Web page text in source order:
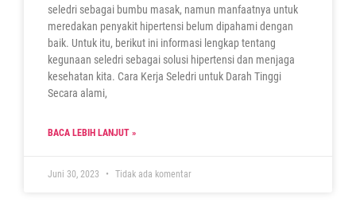
seledri sebagai bumbu masak, namun manfaatnya untuk
meredakan penyakit hipertensi belum dipahami dengan
baik. Untuk itu, berikut ini informasi lengkap tentang
kegunaan seledri sebagai solusi hipertensi dan menjaga
kesehatan kita. Cara Kerja Seledri untuk Darah Tinggi
Secara alami,
BACA LEBIH LANJUT »
Juni 30, 2023 Tidak ada komentar